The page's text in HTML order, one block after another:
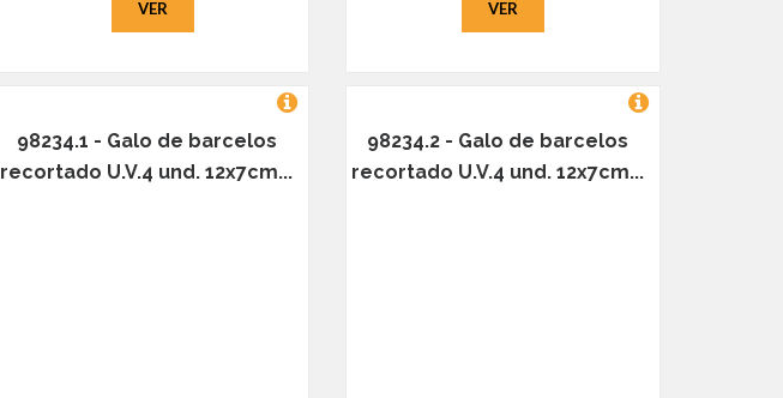
VER VER
98234.1 - Galo de barcelos
recortado U.V.4 und. 12x7cm...
98234.2 - Galo de barcelos
recortado U.V.4 und. 12x7cm...